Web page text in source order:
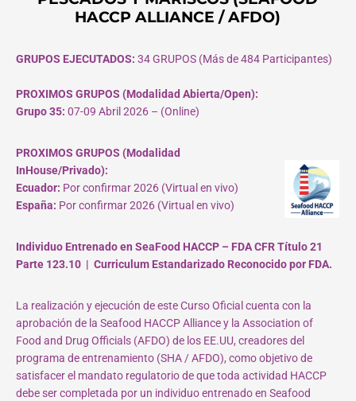
HACCP ALLIANCE / AFDO)
GRUPOS EJECUTADOS: 34 GRUPOS (Más de 484 Participantes)
PROXIMOS GRUPOS (Modalidad Abierta/Open):
Grupo 35: 07-09 Abril 2026 – (Online)
PROXIMOS GRUPOS (Modalidad
InHouse/Privado):
Ecuador: Por confirmar 2026 (Virtual en vivo)
España: Por confirmar 2026 (Virtual en vivo)
Individuo Entrenado en SeaFood HACCP – FDA CFR Título 21
Parte 123.10 | Curriculum Estandarizado Reconocido por FDA.
La realización y ejecución de este Curso Oficial cuenta con la
aprobación de la Seafood HACCP Alliance y la Association of
Food and Drug Officials (AFDO) de los EE.UU, creadores del
programa de entrenamiento (SHA / AFDO), como objetivo de
satisfacer el mandato regulatorio de que toda actividad HACCP
debe ser completada por un individuo entrenado en Seafood